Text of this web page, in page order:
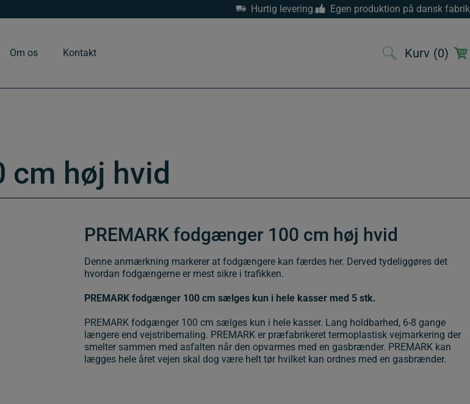
Hurtig levering. Egen produktion på dansk fabrik
Om os Kontakt Kurv (0)
(0)
cm høj hvid
PREMARK fodgænger 100 cm høj hvid
Denne anmærkning markerer at fodgængere kan færdes her. Derved tydeliggøres det
hvordan fodgængerne er mest sikre i trafikken.
PREMARK fodgænger 100 cm sælges kun i hele kasser med 5 stk.
PREMARK fodgænger 100 cm sælges kun i hele kasser. Lang holdbarhed, 6-8 gange
længere end vejstribemaling. PREMARK er præfabrikeret termoplastisk vejmarkering der
smelter sammen med asfalten når den opvarmes med en gasbrænder. PREMARK kan
lægges hele året vejen skal dog være helt tør hvilket kan ordnes med en gasbrænder.